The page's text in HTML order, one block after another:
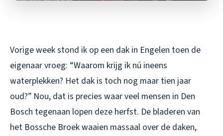
Vorige week stond ik op een dak in Engelen toen de
eigenaar vroeg: “Waarom krijg ik nú ineens
waterplekken? Het dak is toch nog maar tien jaar
oud?” Nou, dat is precies waar veel mensen in Den
Bosch tegenaan lopen deze herfst. De bladeren van
het Bossche Broek waaien massaal over de daken,